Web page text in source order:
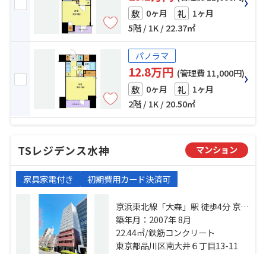
敷 0ヶ月 礼 1ヶ月
5階 / 1K / 22.37㎡
パノラマ
12.8万円 (管理費 11,000円)
敷 0ヶ月 礼 1ヶ月
2階 / 1K / 20.50㎡
TSレジデンス水神 マンション
家具家電付き 初期費用カード決済可
京浜東北線「大森」駅 徒歩4分 京急
本線「大森海岸」駅 徒歩10分 東京
モノレール「大井競馬場前」駅 徒
歩25分
築年月：2007年 8月
22.44㎡/鉄筋コンクリート
東京都品川区南大井６丁目13-11